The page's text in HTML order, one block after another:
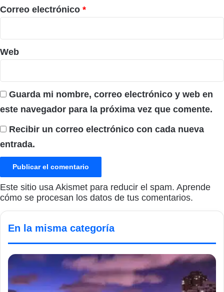
*
Correo electrónico *
Web
Guarda mi nombre, correo electrónico y web en
este navegador para la próxima vez que comente.
Recibir un correo electrónico con cada nueva
entrada.
Este sitio usa Akismet para reducir el spam. Aprende
cómo se procesan los datos de tus comentarios.
En la misma categoría